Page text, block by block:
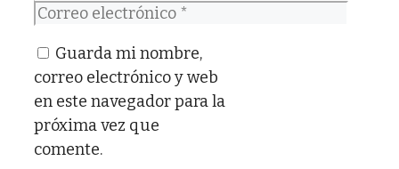
Correo
Guarda mi nombre,
correo electrónico y web
en este navegador para la
próxima vez que
comente.